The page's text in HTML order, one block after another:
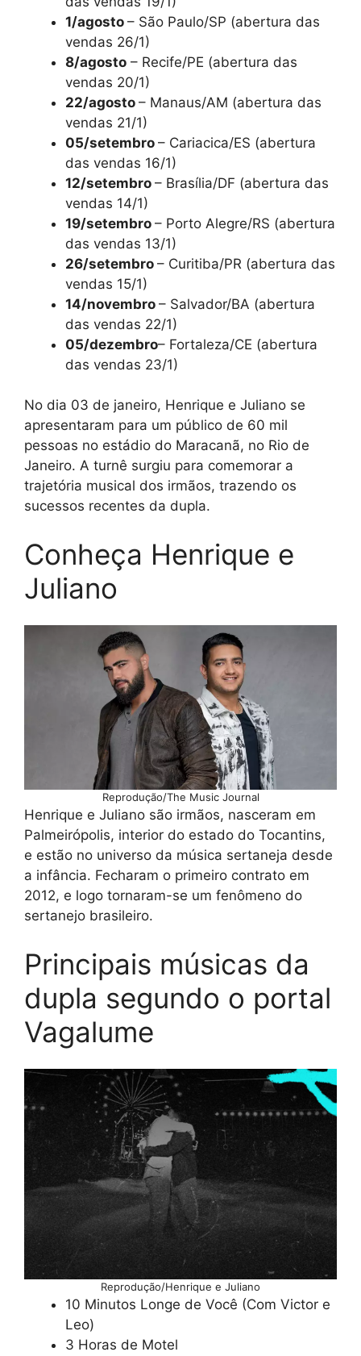
1/agosto – São Paulo/SP (abertura das
vendas 26/1)
8/agosto – Recife/PE (abertura das
vendas 20/1)
22/agosto – Manaus/AM (abertura das
vendas 21/1)
05/setembro – Cariacica/ES (abertura
das vendas 16/1)
12/setembro – Brasília/DF (abertura das
vendas 14/1)
19/setembro – Porto Alegre/RS (abertura
das vendas 13/1)
26/setembro – Curitiba/PR (abertura das
vendas 15/1)
14/novembro – Salvador/BA (abertura
das vendas 22/1)
05/dezembro– Fortaleza/CE (abertura
das vendas 23/1)
No dia 03 de janeiro, Henrique e Juliano se
apresentaram para um público de 60 mil
pessoas no estádio do Maracanã, no Rio de
Janeiro. A turnê surgiu para comemorar a
trajetória musical dos irmãos, trazendo os
sucessos recentes da dupla.
Conheça Henrique e
Juliano
Reprodução/The Music Journal
Henrique e Juliano são irmãos, nasceram em
Palmeirópolis, interior do estado do Tocantins,
e estão no universo da música sertaneja desde
a infância. Fecharam o primeiro contrato em
2012, e logo tornaram-se um fenômeno do
sertanejo brasileiro.
Principais músicas da
dupla segundo o portal
Vagalume
Reprodução/Henrique e Juliano
10 Minutos Longe de Você (Com Victor e
Leo)
3 Horas de Motel